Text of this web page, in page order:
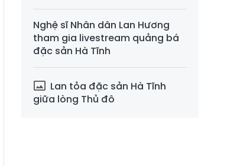
Nghệ sĩ Nhân dân Lan Hương
tham gia livestream quảng bá
đặc sản Hà Tĩnh
Lan tỏa đặc sản Hà Tĩnh
giữa lòng Thủ đô